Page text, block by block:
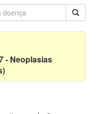
- Neoplasias